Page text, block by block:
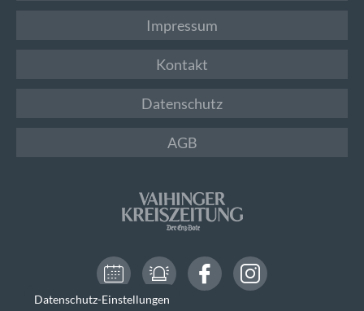
Impressum
Kontakt
Datenschutz
AGB
Datenschutz-Einstellungen